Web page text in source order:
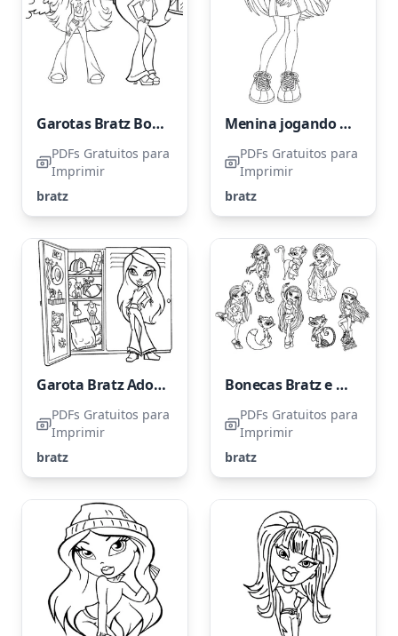
Garotas Bratz Bonitas
PDFs Gratuitos para
Imprimir
bratz
Menina jogando tênis com tema Bratz
PDFs Gratuitos para
Imprimir
bratz
Garota Bratz Adorável
PDFs Gratuitos para
Imprimir
bratz
Bonecas Bratz e Seus Bichinhos
PDFs Gratuitos para
Imprimir
bratz